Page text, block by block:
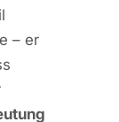
– er